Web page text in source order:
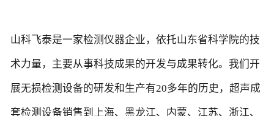
山科飞泰是一家检测仪器企业，依托山东省科学院的技
术力量，主要从事科技成果的开发与成果转化。我们开
展无损检测设备的研发和生产有20多年的历史，超声成
套检测设备销售到上海、黑龙江、内蒙、江苏、浙江、